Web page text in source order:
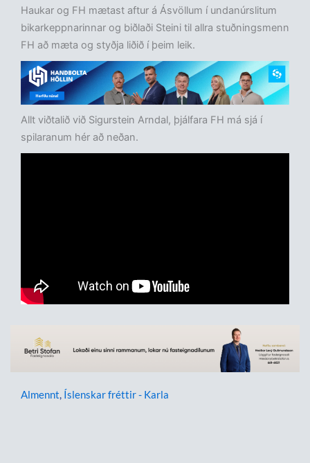
Haukar og FH mætast aftur á Ásvöllum í undanúrslitum
bikarkeppnarinnar og biðlaði Steini til allra stuðningsmenn
FH að mæta og styðja liðið í þeim leik.
Allt viðtalið við Sigurstein Arndal, þjálfara FH má sjá í
spilaranum hér að neðan.
Almennt, Íslenskar fréttir - Karla